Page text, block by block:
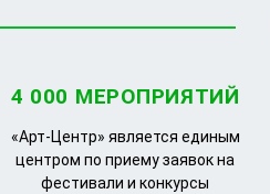
4 000 МЕРОПРИЯТИЙ
«Арт-Центр» является единым
центром по приему заявок на
фестивали и конкурсы